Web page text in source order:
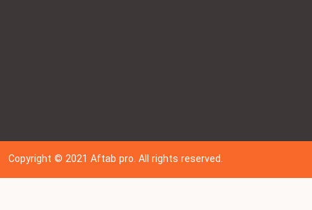
Copyright © 202 1Aftab pro. All rights reserved.